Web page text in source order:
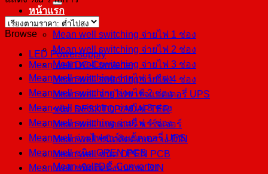
หน้าแรก
สินค้า
Mean well switching จ่ายไฟ 1 ช่อง
Mean well switching จ่ายไฟ 2 ช่อง
Mean well switching จ่ายไฟ 3 ช่อง
Mean well switching จ่ายไฟ 4 ช่อง
Mean well จ่ายไฟชาร์จแบตเตอรี่ UPS
ชนิด DESKTOP/ADAPTER
Mean well แบตเตอรี่ ชาร์จเจอร์
Mean well ชนิดติดตั้งบนราง DIN
Mean well ชนิด OPEN PCB
Mean well DC-Converter
Browse
LED Powersupply
Mean well DC-Converter
Mean well switching จ่ายไฟ 1 ช่อง
Mean well switching จ่ายไฟ 2 ช่อง
Mean well switching จ่ายไฟ 3 ช่อง
Mean well switching จ่ายไฟ 4 ช่อง
Mean well จ่ายไฟชาร์จแบตเตอรี่ UPS
Mean well ชนิด OPEN PCB
Mean well ชนิดติดตั้งบนราง DIN